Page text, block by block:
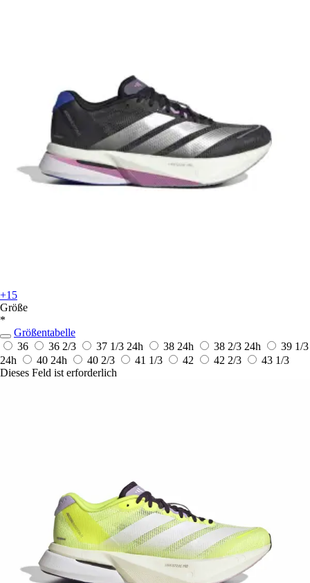
+15
Größe
*
Größentabelle
36
36 2/3 37 1/3 24h 38 24h 38 2/3 24h
39 1/3
24h
40 24h 40 2/3 41 1/3 42 42 2/3
43 1/3
Dieses Feld ist erforderlich